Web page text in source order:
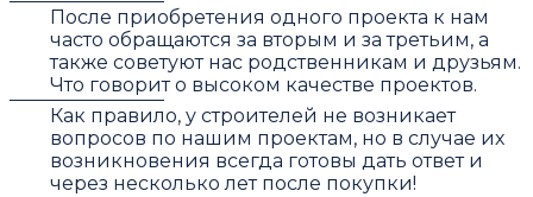
После приобретения одного проекта к нам
часто обращаются за вторым и за третьим, а
также советуют нас родственникам и друзьям.
Что говорит о высоком качестве проектов.
Как правило, у строителей не возникает
вопросов по нашим проектам, но в случае их
возникновения всегда готовы дать ответ и
через несколько лет после покупки!